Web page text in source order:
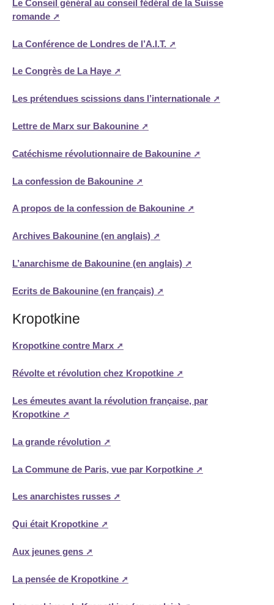
Le Conseil général au conseil fédéral de la Suisse
romande
La Conférence de Londres de l’A.I.T.
Le Congrès de La Haye
Les prétendues scissions dans l’internationale
Lettre de Marx sur Bakounine
Catéchisme révolutionnaire de Bakounine
La confession de Bakounine
A propos de la confession de Bakounine
Archives Bakounine (en anglais)
L’anarchisme de Bakounine (en anglais)
Ecrits de Bakounine (en français)
Kropotkine
Kropotkine contre Marx
Révolte et révolution chez Kropotkine
Les émeutes avant la révolution française, par
Kropotkine
La grande révolution
La Commune de Paris, vue par Korpotkine
Les anarchistes russes
Qui était Kropotkine
Aux jeunes gens
La pensée de Kropotkine